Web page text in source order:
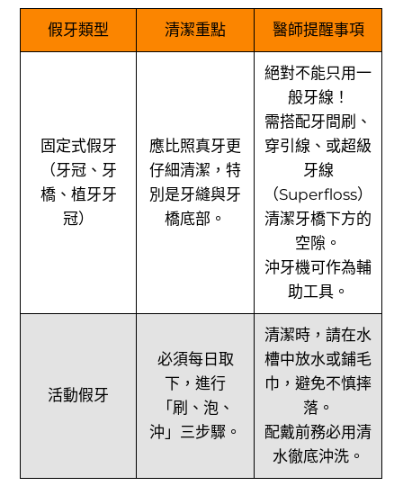
假牙類型 清潔重點 醫師提醒事項
固定式假牙
（牙冠、牙
橋、植牙牙
冠）
應比照真牙更
仔細清潔，特
別是牙縫與牙
橋底部。
絕對不能只用一
般牙線！
需搭配牙間刷、
穿引線、或超級
牙線
（Superfloss）
清潔牙橋下方的
空隙。
沖牙機可作為輔
助工具。
活動假牙
必須每日取
下，進行
「刷、泡、
沖」三步驟。
清潔時，請在水
槽中放水或鋪毛
巾，避免不慎摔
落。
配戴前務必用清
水徹底沖洗。